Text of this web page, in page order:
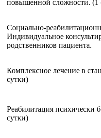
повышенной сложности. (1
Социально-
Индивидуальное
родственников пациента.
Комплексное лечение в
сутки)
Реабилитация психически
сутки)